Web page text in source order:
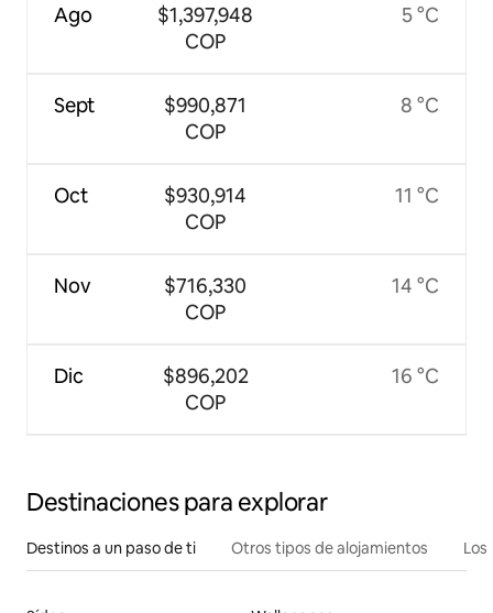
Ago
Sept
Oct
Nov
Dic
$1,397,948
COP
$990,871
COP
$930,914
COP
$716,330
COP
$896,202
COP
5 °C
8 °C
11 °C
14 °C
16 °C
Destinaciones para explorar
Destinos a un paso de ti Otros tipos de alojamientos